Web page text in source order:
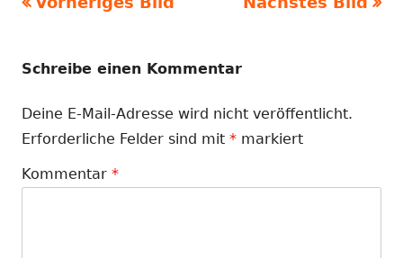
Schreibe einen Kommentar
Deine E-Mail-Adresse wird nicht veröffentlicht.
Erforderliche Felder sind mit * markiert
Kommentar *